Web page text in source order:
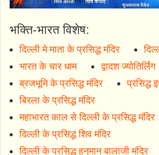
भक्ति-भारत विशेष:
दिल्ली मे माता के प्रसिद्ध मंदिर
भारत के चार धाम
द्वादश ज्योतिर्लिंग
ब्रजभूमि के प्रसिद्ध मंदिर
प्रसिद्ध
बिरला के प्रसिद्ध मंदिर
महाभारत काल से दिल्ली के प्रसिद्ध मंदिर
दिल्ली के प्रसिद्ध शिव मंदिर
दिल्ली के प्रसिद्ध हनुमान बालाजी मंदिर